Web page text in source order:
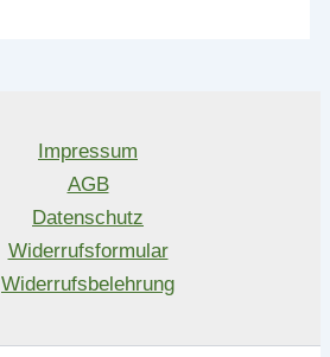
Impressum
AGB
Datenschutz
Widerrufsformular
Widerrufsbelehrung